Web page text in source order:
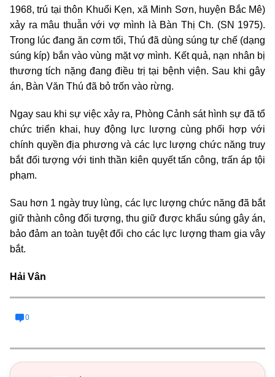
1968, trú tại thôn Khuổi Kẹn, xã Minh Sơn, huyện Bắc Mê)
xảy ra mâu thuẫn với vợ mình là Bàn Thị Ch. (SN 1975).
Trong lúc đang ăn cơm tối, Thú đã dùng súng tự chế (dạng
súng kíp) bắn vào vùng mặt vợ mình. Kết quả, nạn nhân bị
thương tích nặng đang điều trị tại bệnh viện. Sau khi gây
án, Bàn Văn Thú đã bỏ trốn vào rừng.
Ngay sau khi sự việc xảy ra, Phòng Cảnh sát hình sự đã tổ
chức triển khai, huy động lực lượng cùng phối hợp với
chính quyền địa phương và các lực lượng chức năng truy
bắt đối tượng với tinh thần kiên quyết tấn công, trấn áp tội
phạm.
Sau hơn 1 ngày truy lùng, các lực lượng chức năng đã bắt
giữ thành công đối tượng, thu giữ được khẩu súng gây án,
bảo đảm an toàn tuyệt đối cho các lực lượng tham gia vây
bắt.
Hải Vân
0